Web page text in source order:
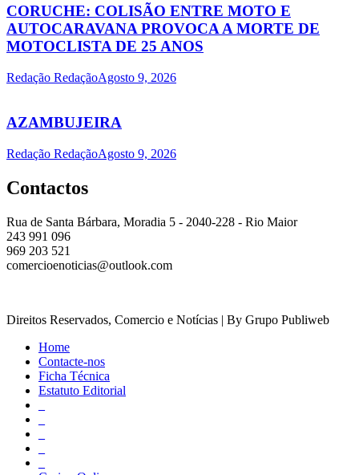
CORUCHE: COLISÃO ENTRE MOTO E
AUTOCARAVANA PROVOCA A MORTE DE
MOTOCLISTA DE 25 ANOS
Redação RedaçãoAgosto 9, 2026
AZAMBUJEIRA
Redação RedaçãoAgosto 9, 2026
Contactos
Rua de Santa Bárbara, Moradia 5 - 2040-228 - Rio Maior
243 991 096
969 203 521
comercioenoticias@outlook.com
Direitos Reservados, Comercio e Notícias | By Grupo Publiweb
Home
Contacte-nos
Ficha Técnica
Estatuto Editorial